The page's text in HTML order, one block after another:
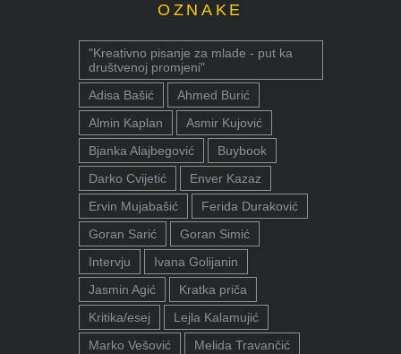
OZNAKE
"Kreativno pisanje za mlade - put ka
društvenoj promjeni"
Adisa Bašić
Ahmed Burić
Almin Kaplan
Asmir Kujović
Bjanka Alajbegović
Buybook
Darko Cvijetić
Enver Kazaz
Ervin Mujabašić
Ferida Duraković
Goran Sarić
Goran Simić
Intervju
Ivana Golijanin
Jasmin Agić
Kratka priča
Kritika/esej
Lejla Kalamujić
Marko Vešović
Melida Travančić